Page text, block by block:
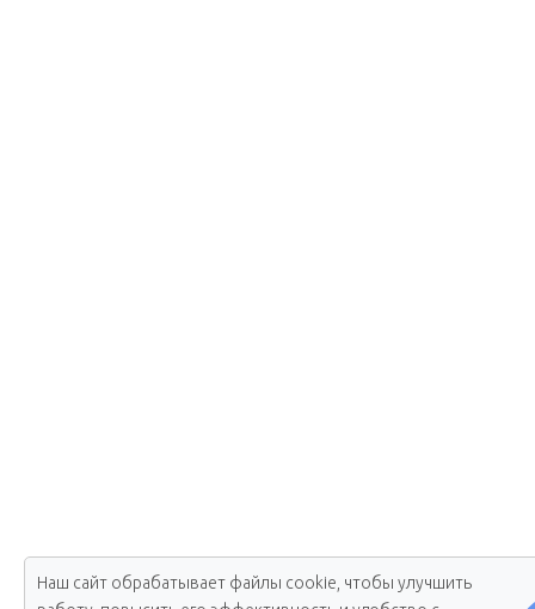
Наш сайт обрабатывает файлы cookie, чтобы улучшить